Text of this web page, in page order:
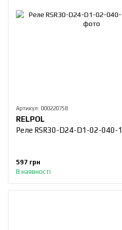
Артикул: 000220758
RELPOL
Реле RSR30-D24-D1-02-040-1
597 грн
В наявності